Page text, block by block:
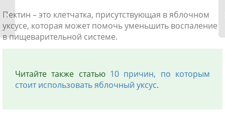
Пектин – это клетчатка, присутствующая в яблочном
уксусе, которая может помочь уменьшить воспаление
в пищеварительной системе.
Читайте также статью 10 причин, по которым
стоит использовать яблочный уксус.